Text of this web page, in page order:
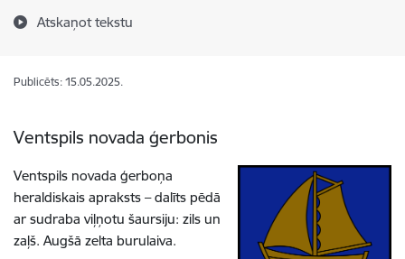
Atskaņot tekstu
Publicēts: 15.05.2025.
Ventspils novada ģerbonis
Ventspils novada ģerboņa
heraldiskais apraksts – dalīts pēdā
ar sudraba viļņotu šaursiju: zils un
zaļš. Augšā zelta burulaiva.